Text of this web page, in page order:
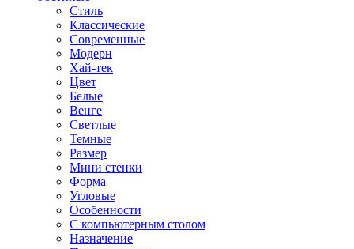
Стиль
Классические
Современные
Модерн
Хай-тек
Цвет
Белые
Венге
Светлые
Темные
Размер
Мини стенки
Форма
Угловые
Особенности
С компьютерным столом
Назначение